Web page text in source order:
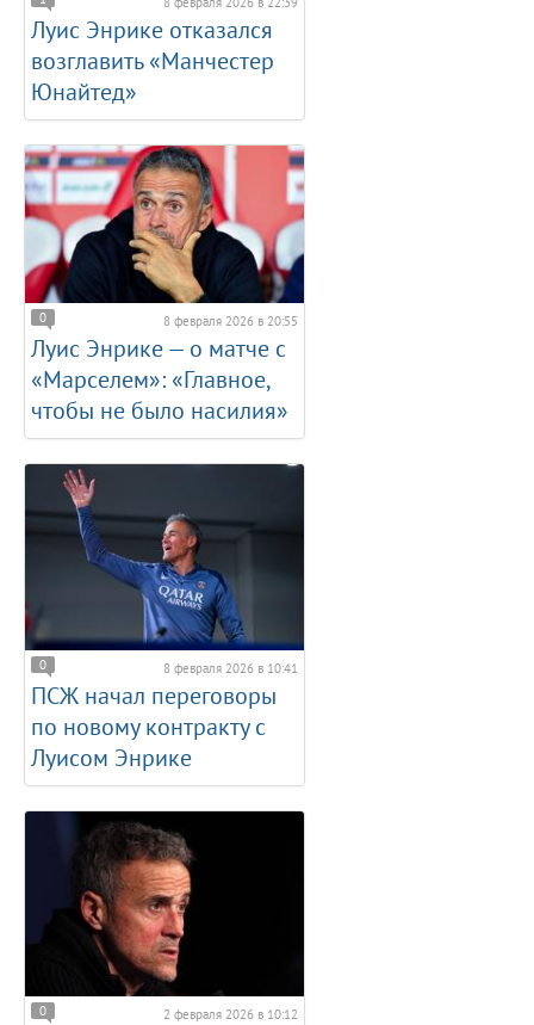
Луис Энрике отказался
возглавить «Манчестер
Юнайтед»
0 8 февраля 2026 в 20:55
Луис Энрике — о матче с
«Марселем»: «Главное,
чтобы не было насилия»
0 8 февраля 2026 в 10:41
ПСЖ начал переговоры
по новому контракту с
Луисом Энрике
0 2 февраля 2026 в 10:12